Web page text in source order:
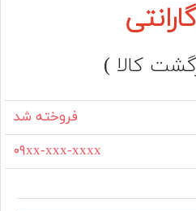
کالا )
فروخته شد
۰۹xx-xxx-xxxx